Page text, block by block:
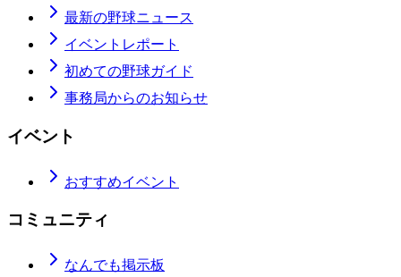
最新の野球ニュース
イベントレポート
初めての野球ガイド
事務局からのお知らせ
イベント
おすすめイベント
コミュニティ
なんでも掲示板